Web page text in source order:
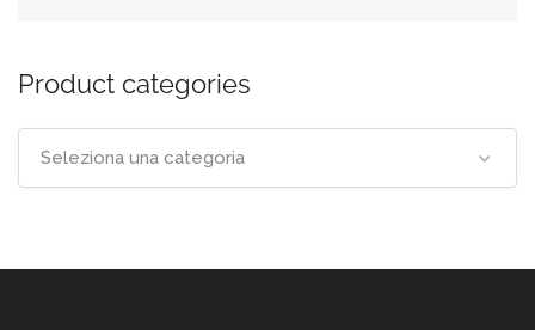
Product categories
Seleziona una categoria